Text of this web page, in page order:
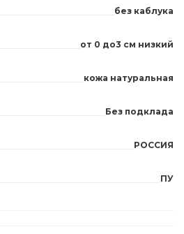
без каблука
от 0 до3 см низкий
кожа натуральная
Без подклада
РОССИЯ
ПУ